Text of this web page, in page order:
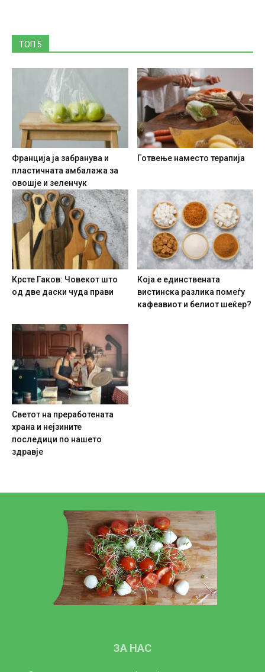
ТОП 5
Франција ја забранува и
пластичната амбалажа за
овошје и зеленчук
Готвење наместо терапија
Крсте Гаков: Човекот што
од две даски чуда прави
Која е единствената
вистинска разлика помеѓу
кафеавиот и белиот шеќер?
Светот на преработената
храна и нејзините
последици по нашето
здравје
ЗА НАС